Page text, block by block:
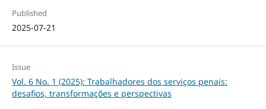
Published
2025-07-21
Issue
Vol. 6 No. 1 (2025): Trabalhadores dos serviços penais:
desafios, transformações e perspectivas